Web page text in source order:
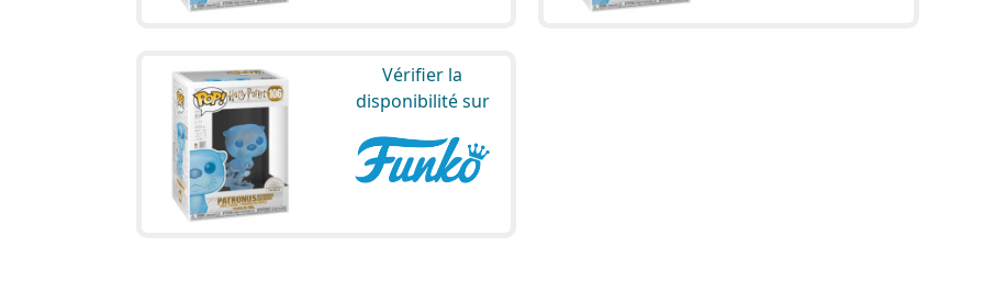
Vérifier la
disponibilité sur